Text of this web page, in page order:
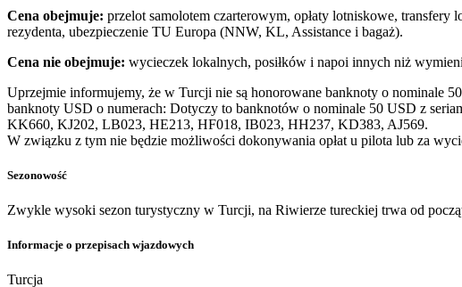
Cena obejmuje: przelot samolotem czarterowym, opłaty lotniskowe,
rezydenta, ubezpieczenie TU Europa (NNW, KL, Assistance i bagaż).
Cena nie obejmuje: wycieczek lokalnych, posiłków i napoi innych niż
Uprzejmie informujemy, że w Turcji nie są honorowane banknoty o nominale
banknoty USD o numerach: Dotyczy to banknotów o nominale 50 USD z
KK660, KJ202, LB023, HE213, HF018, IB023, HH237, KD383, AJ569.
W związku z tym nie będzie możliwości dokonywania opłat u pilota lub za
Sezonowość
Zwykle wysoki sezon turystyczny w Turcji, na Riwierze tureckiej trwa od
Informacje o przepisach wjazdowych
Turcja